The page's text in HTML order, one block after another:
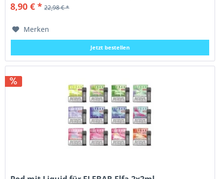
8,90 € * 22,98 € *
Merken
Jetzt bestellen